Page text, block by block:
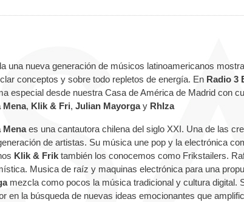
una nueva generación de músicos latinoamericanos
conceptos y sobre todo repletos de energía. En Radio 3
especial desde nuestra Casa de América de Madrid con
Mena, Klik & Fri, Julian Mayorgay RhIza
Menaes una cantautora chilena del siglo XXI. Una de las
de artistas. Su música une pop y la electrónica
Klik & Frik también los conocemos como Frikstailers.
Musica de raíz y maquinas electrónica para una
mezcla como pocos la música tradicional y cultura digital.
en la búsqueda de nuevas ideas emocionantes que